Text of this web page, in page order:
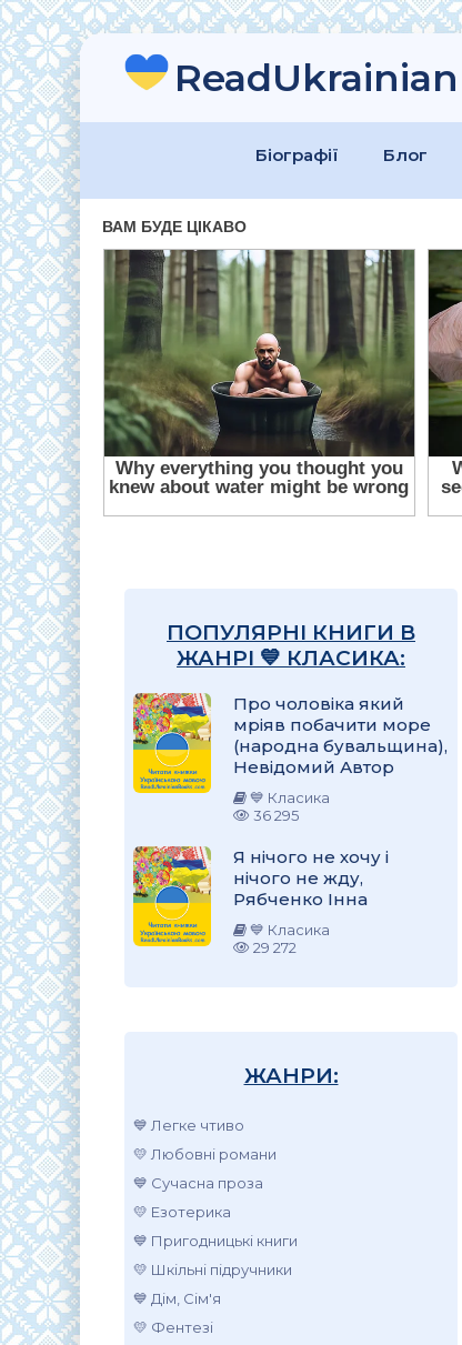
ReadUkrainian
Біографії Блог
ПОПУЛЯРНІ КНИГИ В
ЖАНРІ 💙 КЛАСИКА:
Про чоловіка який
мріяв побачити море
(народна бувальщина),
Невідомий Автор
💙 Класика
36 295
Я нічого не хочу і
нічого не жду,
Рябченко Інна
💙 Класика
29 272
ЖАНРИ:
💙 Легке чтиво
💛 Любовні романи
💙 Сучасна проза
💛 Езотерика
💙 Пригодницькі книги
💛 Шкільні підручники
💙 Дім, Сім'я
💛 Фентезі